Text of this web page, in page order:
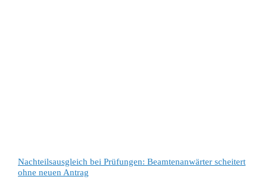
Nachteilsausgleich bei Prüfungen: Beamtenanwärter scheitert
ohne neuen Antrag